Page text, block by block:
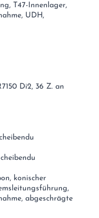
T47-Innenlager,
UDH,
Di2, 36 Z. an
konischer
abgeschrägte